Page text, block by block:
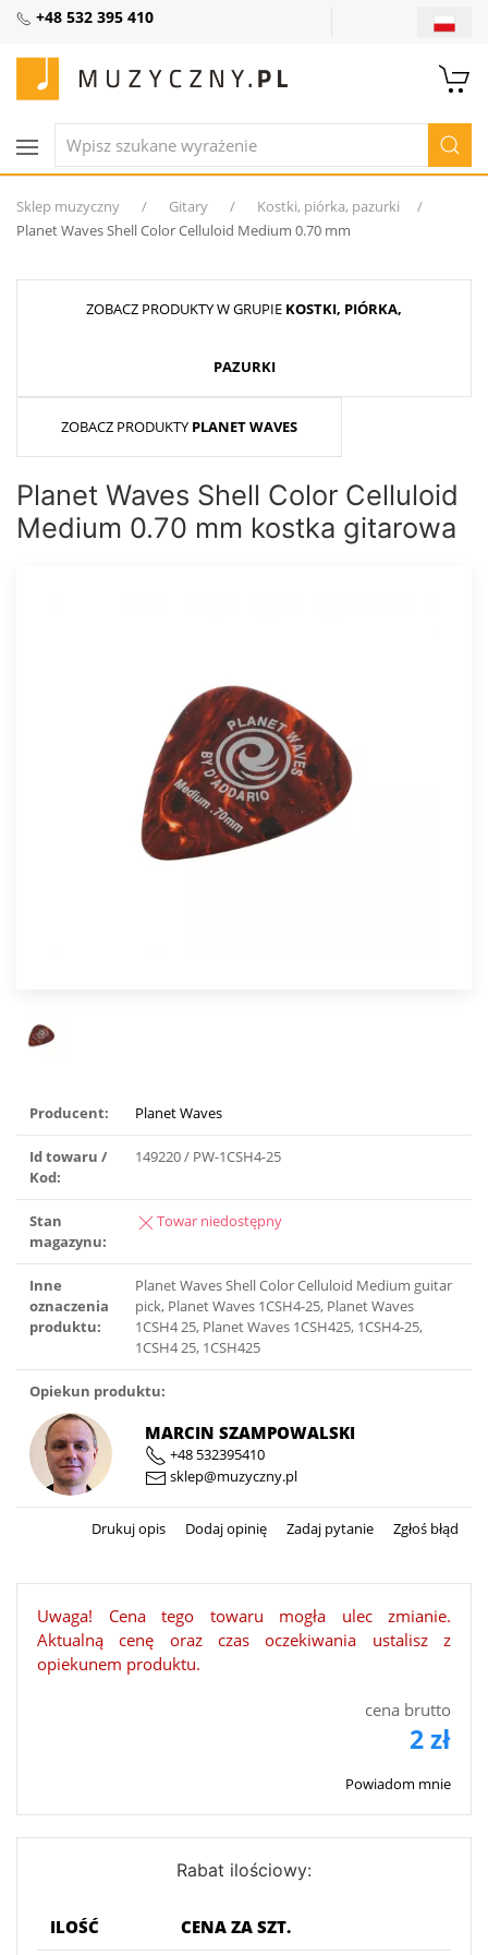
+48 532 395 410
Sklep muzyczny Gitary
Kostki, piórka, pazurki
Planet Waves Shell Color Celluloid Medium 0.70 mm
ZOBACZ PRODUKTY W GRUPIE KOSTKI, PIÓRKA,
PAZURKI
ZOBACZ PRODUKTY PLANET WAVES
Planet Waves Shell Color Celluloid
Medium 0.70 mm kostka gitarowa
Producent: Planet Waves
Id towaru /
Kod:
149220 / PW-1CSH4-25
Stan
magazynu:
Towar niedostępny
Inne
oznaczenia
produktu:
Planet Waves Shell Color Celluloid Medium guitar
pick, Planet Waves 1CSH4-25, Planet Waves
1CSH4 25, Planet Waves 1CSH425, 1CSH4-25,
1CSH4 25, 1CSH425
Opiekun produktu:
MARCIN SZAMPOWALSKI
+48 532395410
sklep@muzyczny.pl
Drukuj opis Dodaj opinię Zadaj pytanie Zgłoś błąd
Uwaga! Cena tego towaru mogła ulec zmianie.
Aktualną cenę oraz czas oczekiwania ustalisz z
opiekunem produktu.
cena brutto
2 zł
Powiadom mnie
Rabat ilościowy:
ILOŚĆ CENA ZA SZT.